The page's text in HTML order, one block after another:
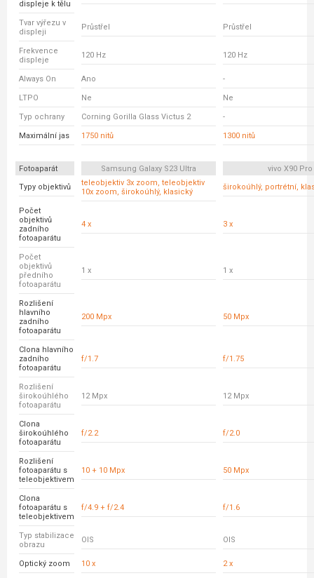
displeje k tělu
Tvar výřezu v
displeji
Průstřel Průstřel
Frekvence
displeje
120 Hz 120 Hz
Always On Ano -
LTPO Ne Ne
Typ ochrany Corning Gorilla Glass Victus 2 -
Maximální jas 1750 nitů 1300 nitů
Fotoaparát Samsung Galaxy S23 Ultra
vivo X90 Pro
Typy objektivů
teleobjektiv 3x zoom, teleobjektiv
10x zoom, širokoúhlý, klasický
širokoúhlý, portrétní,
Počet
objektivů
zadního
fotoaparátu
4 x 3 x
Počet
objektivů
předního
fotoaparátu
1 x 1 x
Rozlišení
hlavního
zadního
fotoaparátu
200 Mpx 50 Mpx
Clona hlavního
zadního
fotoaparátu
f/1.7 f/1.75
Rozlišení
širokoúhlého
fotoaparátu
12 Mpx 12 Mpx
Clona
širokoúhlého
fotoaparátu
f/2.2 f/2.0
Rozlišení
fotoaparátu s
teleobjektivem
10 + 10 Mpx 50 Mpx
Clona
fotoaparátu s
teleobjektivem
f/4.9 + f/2.4 f/1.6
Typ stabilizace
obrazu
OIS OIS
Optický zoom 10 x 2 x